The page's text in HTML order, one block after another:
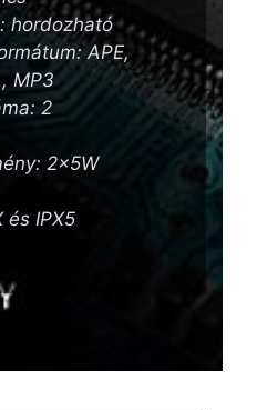
hordozható
APE,
MP3
2
2x5W
és IPX5